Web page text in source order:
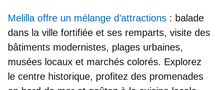
Melilla offre un mélange d’attractions : balade
dans la ville fortifiée et ses remparts, visite des
bâtiments modernistes, plages urbaines,
musées locaux et marchés colorés. Explorez
le centre historique, profitez des promenades